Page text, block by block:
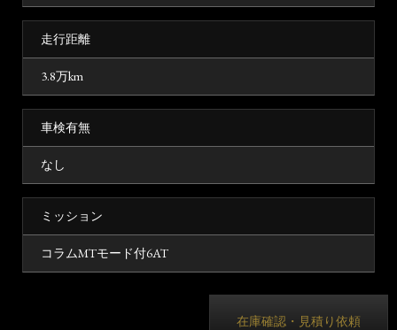
走行距離
3.8万km
車検有無
なし
ミッション
コラムMTモード付6AT
在庫確認・見積り依頼